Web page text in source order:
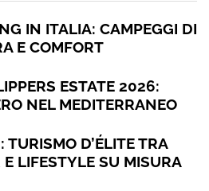
IN ITALIA: CAMPEGGI DI
E COMFORT
ESTATE 2026:
NEL MEDITERRANEO
TURISMO D’ÉLITE TRA
LIFESTYLE SU MISURA